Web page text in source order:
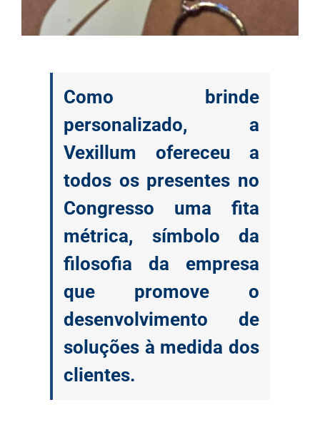
Como brinde
personalizado, a
Vexillum ofereceu a
todos os presentes no
Congresso uma fita
métrica, símbolo da
filosofia da empresa
que promove o
desenvolvimento de
soluções à medida dos
clientes.